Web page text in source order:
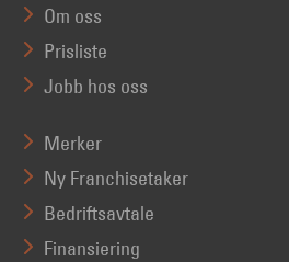
Om oss
Prisliste
Jobb hos oss
Merker
Ny Franchisetaker
Bedriftsavtale
Finansiering